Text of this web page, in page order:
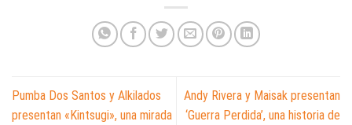
Pumba Dos Santos y Alkilados
presentan «Kintsugi», una mirada
Andy Rivera y Maisak presentan
‘Guerra Perdida’, una historia de